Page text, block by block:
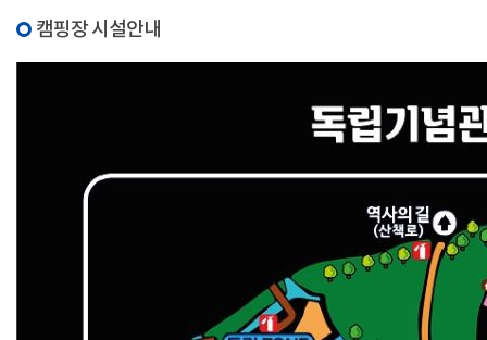
캠핑장 시설안내